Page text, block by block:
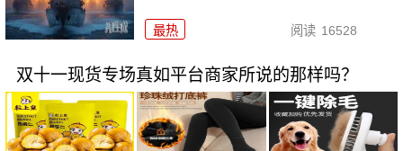
最热 阅读 16528
双十一现货专场真如平台商家所说的那样吗？